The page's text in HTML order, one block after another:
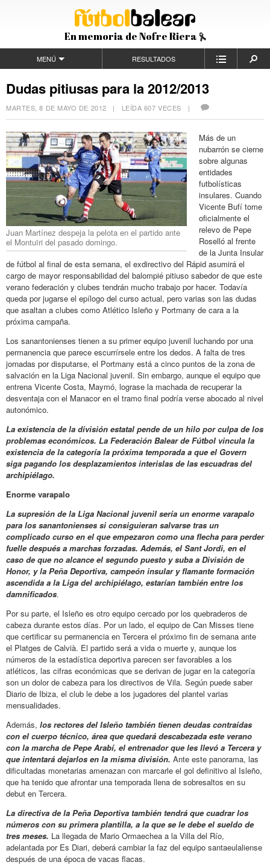
En memoria de Nofre Riera
MENÚ RESULTADOS
Dudas pitiusas para la 2012/2013
MARTES, 8 DE MAYO DE 2012 | LEÍDA 607 VECES |
Juan Martínez despeja la pelota en el partido ante
el Montuïri del pasado domingo.
Más de un
nubarrón se cierne
sobre algunas
entidades
futbolísticas
insulares. Cuando
Vicente Bufí tome
oficialmente el
relevo de Pepe
Roselló al frente
de la Junta Insular
de fútbol al final de esta semana, el exdirectivo del Rápid asumirá el
cargo de mayor responsabilidad del balompié pitiuso sabedor de que este
verano federación y clubes tendrán mucho trabajo por hacer. Todavía
queda por jugarse el epílogo del curso actual, pero varias son las dudas
que asaltan a clubes como Atlético Isleño y Portmany de cara a la
próxima campaña.
Los sanantonienses tienen a su primer equipo juvenil luchando por una
permanencia que parece escurrírsele entre los dedos. A falta de tres
jornadas por disputarse, el Portmany está a cinco puntos de la zona de
salvación en la Liga Nacional juvenil. Sin embargo, aunque el equipo que
entrena Vicente Costa, Maymó, lograse la machada de recuperar la
desventaja con el Manacor en el tramo final podría verse abocado al nivel
autonómico.
La existencia de la división estatal pende de un hilo por culpa de los
problemas económicos. La Federación Balear de Fútbol vincula la
existencia de la categoría la próxima temporada a que el Govern
siga pagando los desplazamientos interislas de las escuadras del
archipiélago.
Enorme varapalo
La supresión de la Liga Nacional juvenil sería un enorme varapalo
para los sanantonienses si consiguieran salvarse tras un
complicado curso en el que empezaron como una flecha para perder
fuelle después a marchas forzadas. Además, el Sant Jordi, en el
caso de que no alcance el segundo puesto y suba a División de
Honor, y la Peña Deportiva, campeón insular y flamante formación
ascendida a la Liga del archipiélago, estarían también entre los
damnificados.
Por su parte, el Isleño es otro equipo cercado por los quebraderos de
cabeza durante estos días. Por un lado, el equipo de Can Misses tiene
que certificar su permanencia en Tercera el próximo fin de semana ante
el Platges de Calvià. El partido será a vida o muerte y, aunque los
números de la estadística deportiva parecen ser favorables a los
atléticos, las cifras económicas que se derivan de jugar en la categoría
son un dolor de cabeza para los directivos de Vila. Según puede saber
Diario de Ibiza, el club le debe a los jugadores del plantel varias
mensualidades.
Además, los rectores del Isleño también tienen deudas contraídas
con el cuerpo técnico, área que quedará descabezada este verano
con la marcha de Pepe Arabí, el entrenador que les llevó a Tercera y
que intentará dejarlos en la misma división. Ante este panorama, las
dificultadas monetarias amenazan con marcarle el gol definitivo al Isleño,
que ha tenido que afrontar una temporada llena de sobresaltos en su
debut en Tercera.
La directiva de la Peña Deportiva también tendrá que cuadrar los
números con su primera plantilla, a la que se le debe el sueldo de
tres meses. La llegada de Mario Ormaechea a la Villa del Río,
adelantada por Es Diari, deberá cambiar la faz del equipo santaeulaliense
después de una época de vacas flacas.